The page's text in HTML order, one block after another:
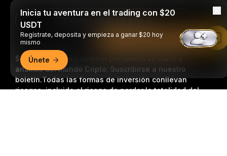
Sea el primero en obtener perspectivas clave y
análisis del mundo Cripto: Suscribirse a nuestro
boletín.Todas las formas de inversión conllevan
riesgos, incluido el riesgo de perder la totalidad del
Inicia tu aventura en el trading con $20
USDT
Regístrate, deposita y empieza a ganar $20 hoy
mismo
Únete
Leer en la aplicación de Bybit